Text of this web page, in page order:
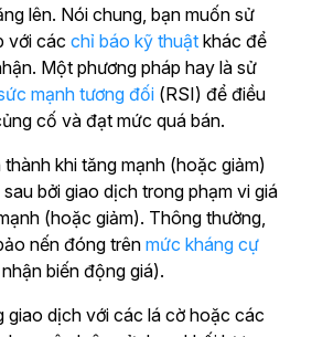
lên. Nói chung, bạn muốn sử
với các chỉ báo kỹ thuật khác để
Một phương pháp hay là sử
mạnh tương đối (RSI) để điều
cố và đạt mức quá bán.
khi tăng mạnh (hoặc giảm)
bởi giao dịch trong phạm vi giá
(hoặc giảm). Thông thường,
nến đóng trên mức kháng cự
biến động giá).
dịch với các lá cờ hoặc các